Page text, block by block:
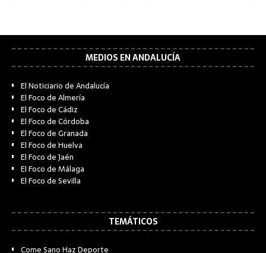
MEDIOS EN ANDALUCÍA
El Noticiario de Andalucía
El Foco de Almería
El Foco de Cádiz
El Foco de Córdoba
El Foco de Granada
El Foco de Huelva
El Foco de Jaén
El Foco de Málaga
El Foco de Sevilla
TEMÁTICOS
Come Sano Haz Deporte